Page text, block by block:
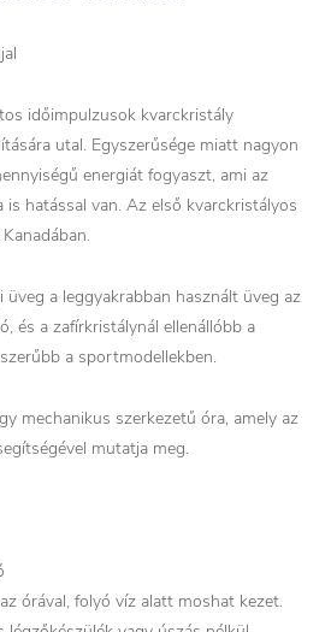
időimpulzusok kvarckristály
utal. Egyszerűsége miatt nagyon
energiát fogyaszt, ami az
hatással van. Az első kvarckristályos
a leggyakrabban használt üveg az
és a zafírkristálynál ellenállóbb a
a sportmodellekben.
mechanikus szerkezetű óra, amely az
mutatja meg.
órával, folyó víz alatt moshat kezet.